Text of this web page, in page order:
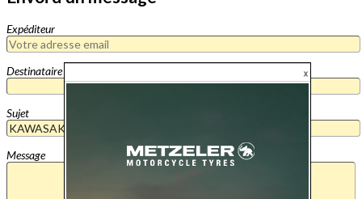
Expéditeur
Destinataire
Sujet
Message